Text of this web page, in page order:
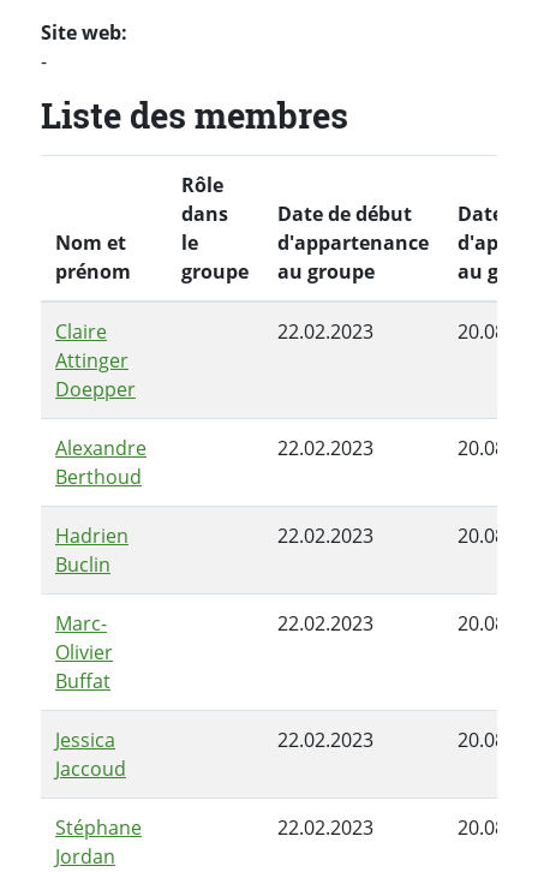
Site web:
-
Liste des membres
Nom et
prénom
Rôle
dans
le
groupe
Date de début
d'appartenance
au groupe
Date
au
Claire
Attinger
Doepper
22.02.2023
Alexandre
Berthoud
22.02.2023
Hadrien
Buclin
22.02.2023
Marc-
Olivier
Buffat
22.02.2023
Jessica
Jaccoud
22.02.2023
Stéphane
Jordan
22.02.2023